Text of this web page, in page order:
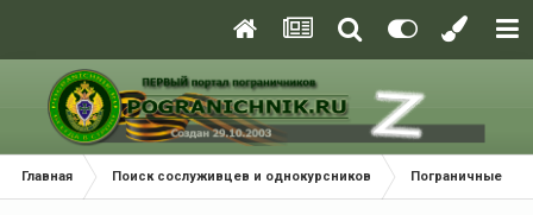
Главная Поиск сослуживцев и однокурсников Пограничные